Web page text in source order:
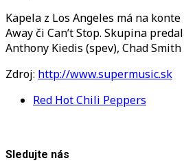
Kapela z Los Angeles má na
Away či Can’t Stop. Skupina
Anthony Kiedis (spev), Chad
Zdroj: http://www.supermusic.sk
Red Hot Chili Peppers
Sledujte nás